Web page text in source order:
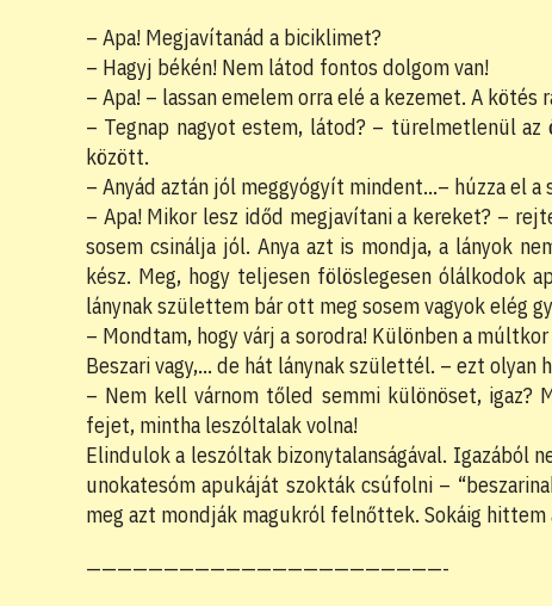
– Apa! Megjavítanád a biciklimet?
– Hagyj békén! Nem látod fontos dolgom van!
– Apa! – lassan emelem orra elé a kezemet. A
– Tegnap nagyot estem, látod? – türelmetlenül
között.
– Anyád aztán jól meggyógyít mindent…– húzza el a
– Apa! Mikor lesz időd megjavítani a kereket? –
sosem csinálja jól. Anya azt is mondja, a lányok
kész. Meg, hogy teljesen fölöslegesen ólálkodok
lánynak születtem bár ott meg sosem vagyok elég
– Mondtam, hogy várj a sorodra! Különben a
Beszari vagy,… de hát lánynak születtél. – ezt
– Nem kell várnom tőled semmi különöset, igaz?
fejet, mintha leszóltalak volna!
Elindulok a leszóltak bizonytalanságával. Igazából
unokatesóm apukáját szokták csúfolni –
meg azt mondják magukról felnőttek. Sokáig
———————————————————————-